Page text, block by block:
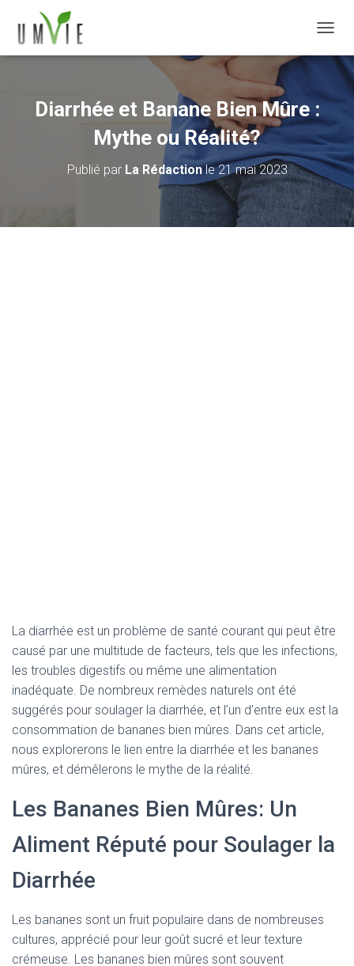
Diarrhée et Banane Bien Mûre :
Mythe ou Réalité?
Publié par La Rédactionle21 mai 2023
La diarrhée est un problème de santé courant qui peut être
causé par une multitude de facteurs, tels que les infections,
les troubles digestifs ou même une alimentation
inadéquate. De nombreux remèdes naturels ont été
suggérés pour soulager la diarrhée, et l’un d’entre eux est la
consommation de bananes bien mûres. Dans cet article,
nous explorerons le lien entre la diarrhée et les bananes
mûres, et démêlerons le mythe de la réalité.
Les Bananes Bien Mûres: Un
Aliment Réputé pour Soulager la
Diarrhée
Les bananes sont un fruit populaire dans de nombreuses
cultures, apprécié pour leur goût sucré et leur texture
crémeuse. Les bananes bien mûres sont souvent